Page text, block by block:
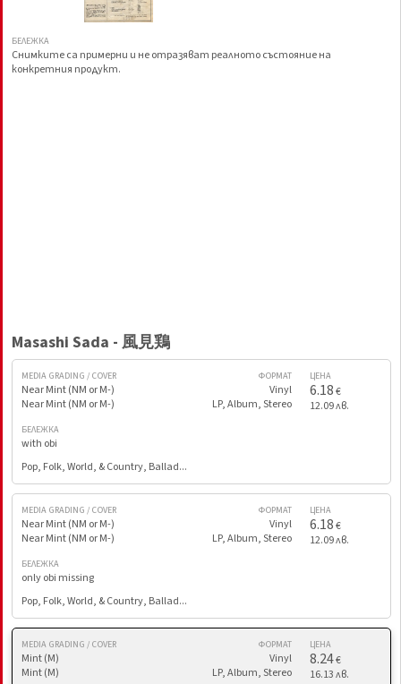
БЕЛЕЖКА
Снимките са примерни и не отразяват реалното състояние на
конкретния продукт.
Masashi Sada - 風見鶏
MEDIA GRADING / COVER
Near Mint (NM or M-)
Near Mint (NM or M-)
ФОРМАТ
Vinyl
LP, Album, Stereo
ЦЕНА
6.18€
12.09 лв.
БЕЛЕЖКА
with obi
Pop, Folk, World, & Country, Ballad...
MEDIA GRADING / COVER
Near Mint (NM or M-)
Near Mint (NM or M-)
ФОРМАТ
Vinyl
LP, Album, Stereo
ЦЕНА
6.18€
12.09 лв.
БЕЛЕЖКА
only obi missing
Pop, Folk, World, & Country, Ballad...
MEDIA GRADING / COVER
Mint (M)
Mint (M)
ФОРМАТ
Vinyl
LP, Album, Stereo
ЦЕНА
8.24€
16.13 лв.